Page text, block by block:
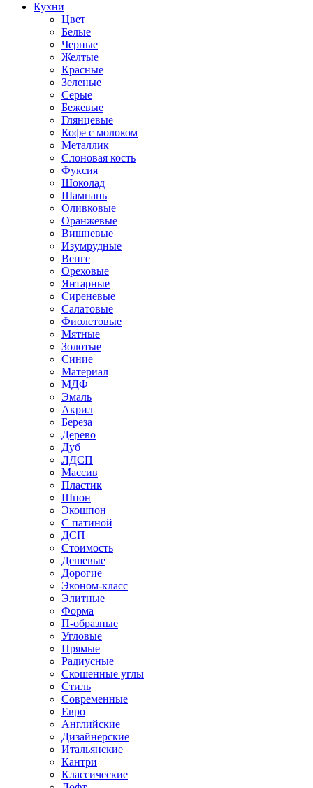
Кухни
Цвет
Белые
Черные
Желтые
Красные
Зеленые
Серые
Бежевые
Глянцевые
Кофе с молоком
Металлик
Слоновая кость
Фуксия
Шоколад
Шампань
Оливковые
Оранжевые
Вишневые
Изумрудные
Венге
Ореховые
Янтарные
Сиреневые
Салатовые
Фиолетовые
Мятные
Золотые
Синие
Материал
МДФ
Эмаль
Акрил
Береза
Дерево
Дуб
ЛДСП
Массив
Пластик
Шпон
Экошпон
С патиной
ДСП
Стоимость
Дешевые
Дорогие
Эконом-класс
Элитные
Форма
П-образные
Угловые
Прямые
Радиусные
Скошенные углы
Стиль
Современные
Евро
Английские
Дизайнерские
Итальянские
Кантри
Классические